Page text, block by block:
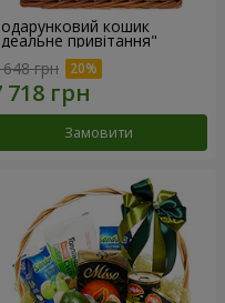
кошик
привітання"
грн
Замовити